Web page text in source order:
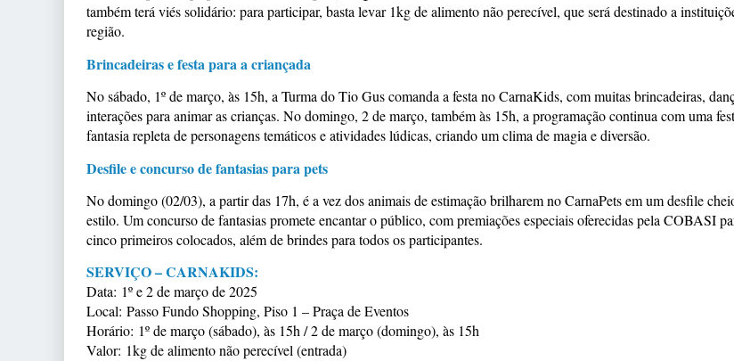
também terá viés solidário: para participar, basta levar 1kg de alimento não perecível, que será destinado a
região.
Brincadeiras e festa para a criançada
No sábado, 1º de março, às 15h, a Turma do Tio Gus comanda a festa no CarnaKids, com muitas brincadeiras,
interações para animar as crianças. No domingo, 2 de março, também às 15h, a programação continua com uma
fantasia repleta de personagens temáticos e atividades lúdicas, criando um clima de magia e diversão.
Desfile e concurso de fantasias para pets
No domingo (02/03), a partir das 17h, é a vez dos animais de estimação brilharem no CarnaPets em um desfile
estilo. Um concurso de fantasias promete encantar o público, com premiações especiais oferecidas pela COBASI
cinco primeiros colocados, além de brindes para todos os participantes.
SERVIÇO – CARNAKIDS:
Data: 1º e 2 de março de 2025
Local: Passo Fundo Shopping, Piso 1 – Praça de Eventos
Horário: 1º de março (sábado), às 15h / 2 de março (domingo), às 15h
Valor: 1kg de alimento não perecível (entrada)